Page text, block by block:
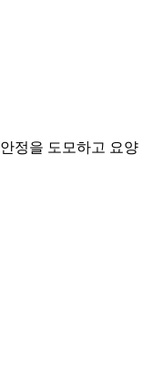
정을 도모하고 요양